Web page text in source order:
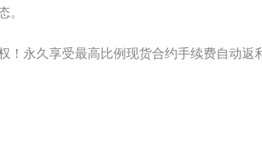
。
永久享受最高比例现货合约手续费自动返